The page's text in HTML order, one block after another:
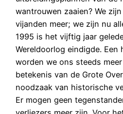
wantrouwen zaaien? We
vijanden meer; we zijn nu
1995 is het vijftig jaar
Wereldoorlog eindigde. Een
worden we ons steeds
betekenis van de Grote
noodzaak van historische
Er mogen geen